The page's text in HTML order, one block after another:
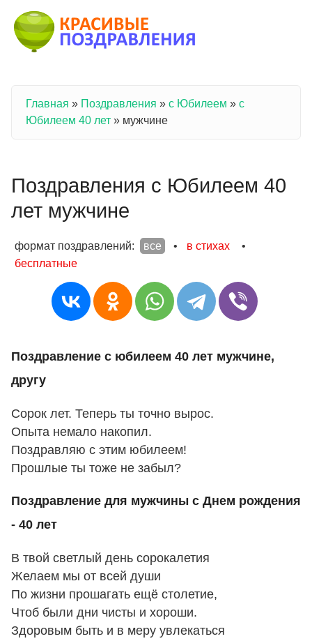
Вы здесь
Главная » Поздравления » с Юбилеем » с
Юбилеем 40 лет » мужчине
Поздравления с Юбилеем 40
лет мужчине
формат поздравлений: все • в стихах
•
бесплатные
Поздравление с юбилеем 40 лет мужчине,
другу
Сорок лет. Теперь ты точно вырос.
Опыта немало накопил.
Поздравляю с этим юбилеем!
Прошлые ты тоже не забыл?
Поздравление для мужчины с Днем рождения
- 40 лет
В твой светлый день сорокалетия
Желаем мы от всей души
По жизни прошагать ещё столетие,
Чтоб были дни чисты и хороши.
Здоровым быть и в меру увлекаться